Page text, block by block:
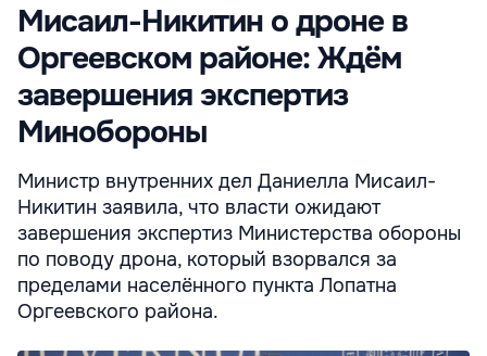
Мисаил-Никитин о дроне в
Оргеевском районе: Ждём
завершения экспертиз
Минобороны
Министр внутренних дел Даниелла Мисаил-
Никитин заявила, что власти ожидают
завершения экспертиз Министерства обороны
по поводу дрона, который взорвался за
пределами населённого пункта Лопатна
Оргеевского района.